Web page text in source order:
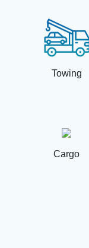
Towing
Cargo